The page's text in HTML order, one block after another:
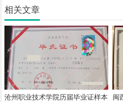
相关文章
沧州职业技术学院历届毕业证样本
闽